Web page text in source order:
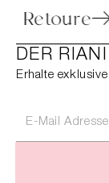
DER
Erhalte